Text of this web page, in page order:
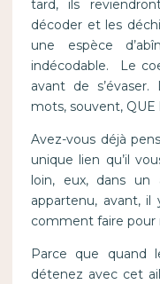
tard, ils
décoder et les
une espèce
indécodable. Le
avant de
mots, souvent, QUE
Avez-vous déjà
unique lien qu’il
loin, eux, dans un
appartenu, avant,
comment faire pour
Parce que quand
détenez avec cet